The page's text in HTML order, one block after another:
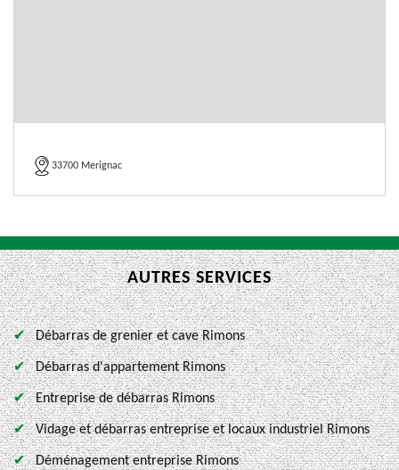
33700 Merignac
AUTRES SERVICES
Débarras de grenier et cave Rimons
Débarras d'appartement Rimons
Entreprise de débarras Rimons
Vidage et débarras entreprise et locaux industriel Rimons
Déménagement entreprise Rimons